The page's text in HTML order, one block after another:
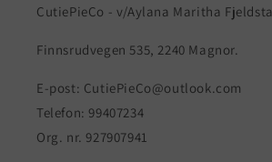
CutiePieCo - v/Aylana Maritha
Finnsrudvegen 535, 2240 Magnor.
E-post: CutiePieCo@outlook.com
Telefon: 99407234
Org. nr. 927907941